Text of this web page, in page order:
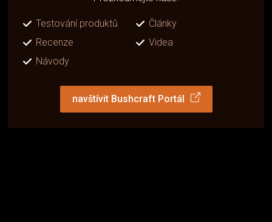
Testování produktů
Články
Recenze
Videa
Návody
navštívit Bushcraft Portál